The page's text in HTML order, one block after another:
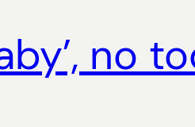
no